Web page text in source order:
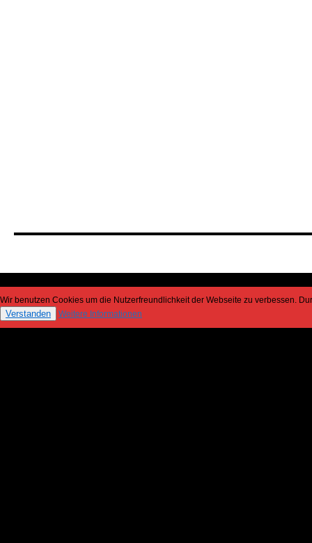
Wir benutzen Cookies um die Nutzerfreundlichkeit der Webseite zu verbessen.
Verstanden Weitere Informationen